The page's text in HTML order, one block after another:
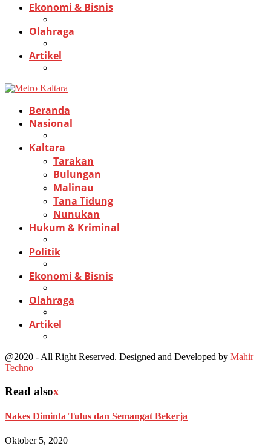
Ekonomi & Bisnis
Olahraga
Artikel
Beranda
Nasional
Kaltara
Tarakan
Bulungan
Malinau
Tana Tidung
Nunukan
Hukum & Kriminal
Politik
Ekonomi & Bisnis
Olahraga
Artikel
@2020 - All Right Reserved. Designed and Developed by Mahir
Techno
Read alsox
Nakes Diminta Tulus dan Semangat Bekerja
Oktober 5, 2020